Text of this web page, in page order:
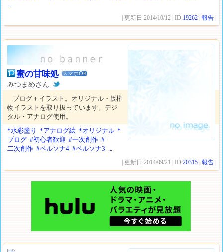
...
| 更新日:2014/10/12 | ID:19262 |報告
蜜の甘味処 スマホOK
みつまめさん
ブログ＋イラスト。オリジナル・版権
物イラストを取り扱っています。デジ
タル・アナログ使用。
*水彩塗り
*アナログ絵 *オリジナル *
ブログ #初心者歓迎 #一次創作 #
二次創作 #ペルソナ4 #ペルソナ3 ...
| 更新日:2014/09/21 | ID:20315 |報告